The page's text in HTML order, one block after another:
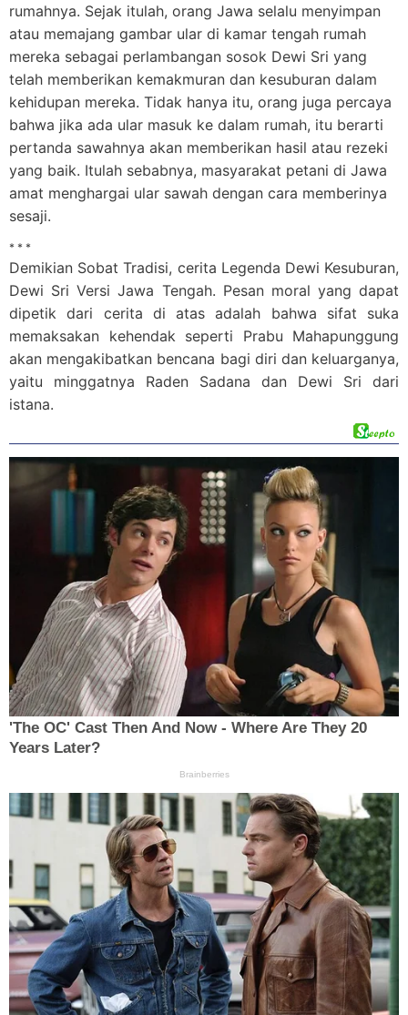
rumahnya. Sejak itulah, orang Jawa selalu menyimpan
atau memajang gambar ular di kamar tengah rumah
mereka sebagai perlambangan sosok Dewi Sri yang
telah memberikan kemakmuran dan kesuburan dalam
kehidupan mereka. Tidak hanya itu, orang juga percaya
bahwa jika ada ular masuk ke dalam rumah, itu berarti
pertanda sawahnya akan memberikan hasil atau rezeki
yang baik. Itulah sebabnya, masyarakat petani di Jawa
amat menghargai ular sawah dengan cara memberinya
sesaji.
* * *
Demikian Sobat Tradisi, cerita Legenda Dewi Kesuburan,
Dewi Sri Versi Jawa Tengah. Pesan moral yang dapat
dipetik dari cerita di atas adalah bahwa sifat suka
memaksakan kehendak seperti Prabu Mahapunggung
akan mengakibatkan bencana bagi diri dan keluarganya,
yaitu minggatnya Raden Sadana dan Dewi Sri dari
istana.